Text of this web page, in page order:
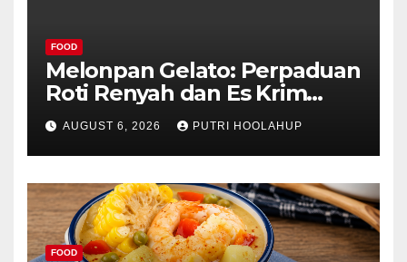
FOOD
Melonpan Gelato: Perpaduan
Roti Renyah dan Es Krim
Lembut yang Menggoda
AUGUST 6, 2026 PUTRI HOOLAHUP
FOOD